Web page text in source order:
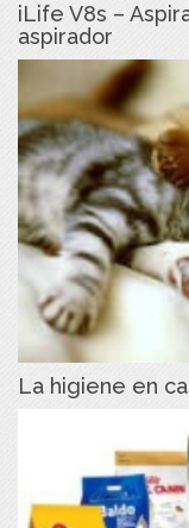
iLife V8s –
aspirador
La higiene en